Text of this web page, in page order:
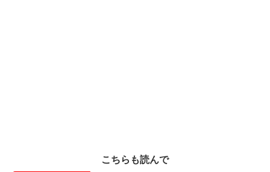
こちらも読んで